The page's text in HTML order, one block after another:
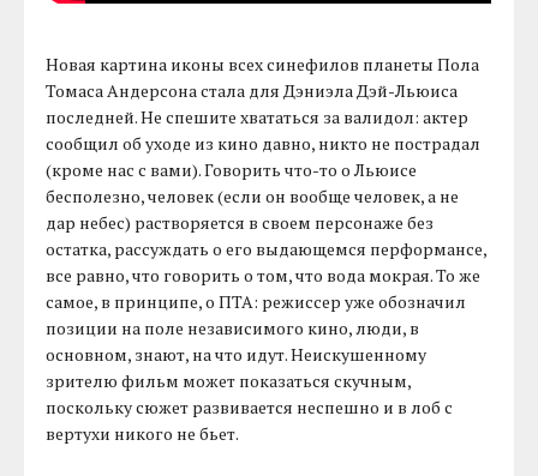
Новая картина иконы всех синефилов планеты Пола
Томаса Андерсона стала для Дэниэла Дэй-Льюиса
последней. Не спешите хвататься за валидол: актер
сообщил об уходе из кино давно, никто не пострадал
(кроме нас с вами). Говорить что-то о Льюисе
бесполезно, человек (если он вообще человек, а не
дар небес) растворяется в своем персонаже без
остатка, рассуждать о его выдающемся перформансе,
все равно, что говорить о том, что вода мокрая. То же
самое, в принципе, о ПТА: режиссер уже обозначил
позиции на поле независимого кино, люди, в
основном, знают, на что идут. Неискушенному
зрителю фильм может показаться скучным,
поскольку сюжет развивается неспешно и в лоб с
вертухи никого не бьет.